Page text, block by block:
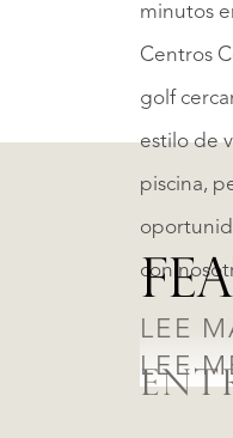
minutos
Centros
golf
estilo de
piscina,
con
LEE
LEE